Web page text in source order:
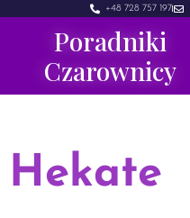
+48 728 757 197
Poradniki
Czarownicy
Hekate